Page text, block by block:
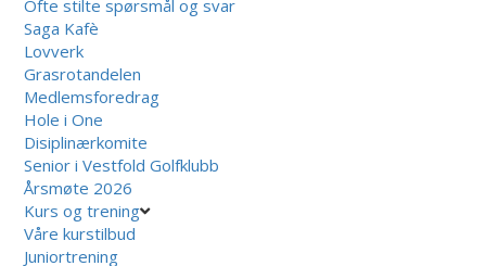
Ofte stilte spørsmål og svar
Saga Kafè
Lovverk
Grasrotandelen
Medlemsforedrag
Hole i One
Disiplinærkomite
Senior i Vestfold Golfklubb
Årsmøte 2026
Kurs og trening
Våre kurstilbud
Juniortrening